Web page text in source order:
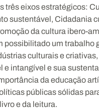
três eixos estratégicos:
sustentável, Cidadania
da cultura ibero-
possibilitado um trabalho
culturais e
e intangível e sua
da educação
públicas sólidas
e da leitura.